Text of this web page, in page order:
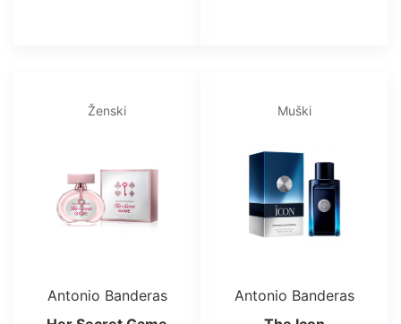
Ženski
Antonio Banderas
Muški
Antonio Banderas